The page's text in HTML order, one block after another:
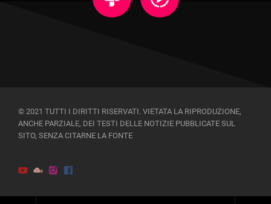
© 2021 TUTTI I DIRITTI RISERVATI. VIETATA LA RIPRODUZIONE,
ANCHE PARZIALE, DEI TESTI DELLE NOTIZIE PUBBLICATE SUL
SITO, SENZA CITARNE LA FONTE